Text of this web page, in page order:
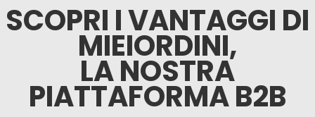
SCOPRI I VANTAGGI DI
MIEIORDINI,
LA NOSTRA
PIATTAFORMA B2B